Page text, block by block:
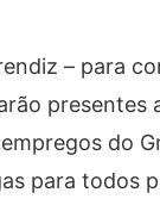
– para
presentes
do
para todos